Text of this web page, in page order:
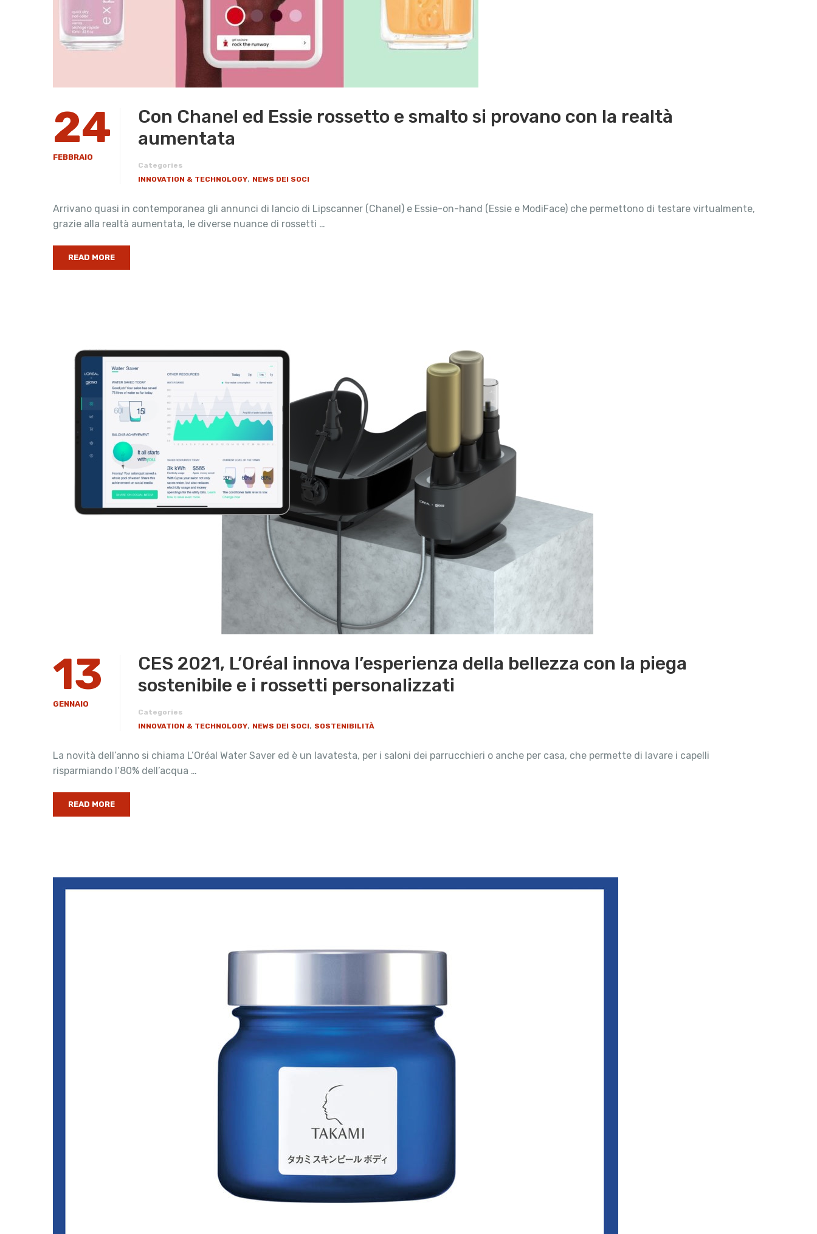
24
FEBBRAIO
Con Chanel ed Essie rossetto e smalto si provano con la realtà
aumentata
Categories
INNOVATION & TECHNOLOGY, NEWS DEI SOCI
Arrivano quasi in contemporanea gli annunci di lancio di Lipscanner (Chanel) e Essie-on-hand (Essie e ModiFace) che permettono di testare virtualmente,
grazie alla realtà aumentata, le diverse nuance di rossetti …
READ MORE
13
GENNAIO
CES 2021, L’Oréal innova l’esperienza della bellezza con la piega
sostenibile e i rossetti personalizzati
Categories
INNOVATION & TECHNOLOGY, NEWS DEI SOCI, SOSTENIBILITÀ
La novità dell’anno si chiama L’Oréal Water Saver ed è un lavatesta, per i saloni dei parrucchieri o anche per casa, che permette di lavare i capelli
risparmiando l’80% dell’acqua …
READ MORE